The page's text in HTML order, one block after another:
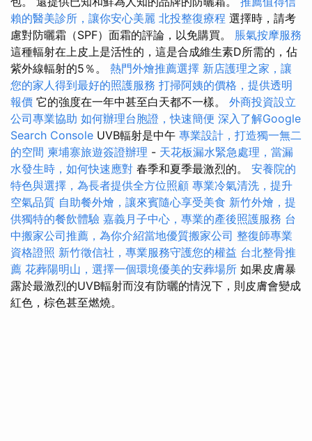
賴的醫美診所，讓你安心美麗 北投整復療程 選擇時，請考
慮對防曬霜（SPF）面霜的評論，以免購買。 脹氣按摩服務
這種輻射在上皮上是活性的，這是合成維生素D所需的，佔
紫外線輻射的5％。 熱門外燴推薦選擇 新店護理之家，讓
您的家人得到最好的照護服務 打掃阿姨的價格，提供透明
報價 它的強度在一年中甚至白天都不一樣。 外商投資設立
公司專業協助 如何辦理台胞證，快速簡便 深入了解Google
Search Console UVB輻射是中午 專業設計，打造獨一無二
的空間 柬埔寨旅遊簽證辦理 - 天花板漏水緊急處理，當漏
水發生時，如何快速應對 春季和夏季最激烈的。 安養院的
特色與選擇，為長者提供全方位照顧 專業冷氣清洗，提升
空氣品質 自助餐外燴，讓來賓隨心享受美食 新竹外燴，提
供獨特的餐飲體驗 嘉義月子中心，專業的產後照護服務 台
中搬家公司推薦，為你介紹當地優質搬家公司 整復師專業
資格證照 新竹徵信社，專業服務守護您的權益 台北整骨推
薦 花葬陽明山，選擇一個環境優美的安葬場所 如果皮膚暴
露於最激烈的UVB輻射而沒有防曬的情況下，則皮膚會變成
紅色，棕色甚至燃燒。